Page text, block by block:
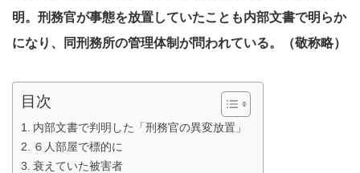
明。刑務官が事態を放置していたことも内部文書で明らか
になり、同刑務所の管理体制が問われている。（敬称略）
目次
内部文書で判明した「刑務官の異変放置」
６人部屋で標的に
衰えていた被害者